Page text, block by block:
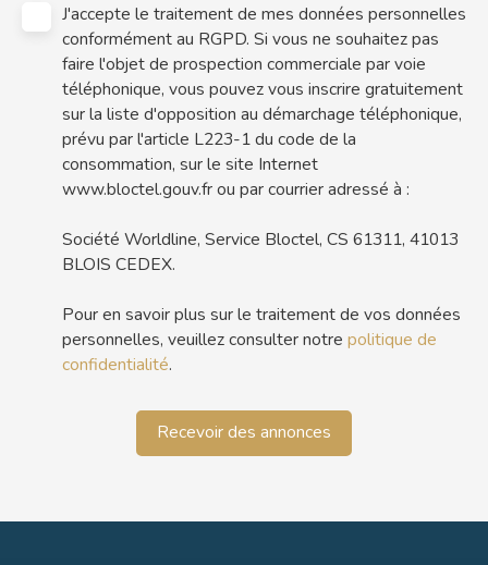
J'accepte le traitement de mes données personnelles
conformément au RGPD. Si vous ne souhaitez pas
faire l'objet de prospection commerciale par voie
téléphonique, vous pouvez vous inscrire gratuitement
sur la liste d'opposition au démarchage téléphonique,
prévu par l'article L223-1 du code de la
consommation, sur le site Internet
www.bloctel.gouv.fr ou par courrier adressé à :
Société Worldline, Service Bloctel, CS 61311, 41013
BLOIS CEDEX.
Pour en savoir plus sur le traitement de vos données
personnelles, veuillez consulter notre politique de
confidentialité.
Recevoir des annonces